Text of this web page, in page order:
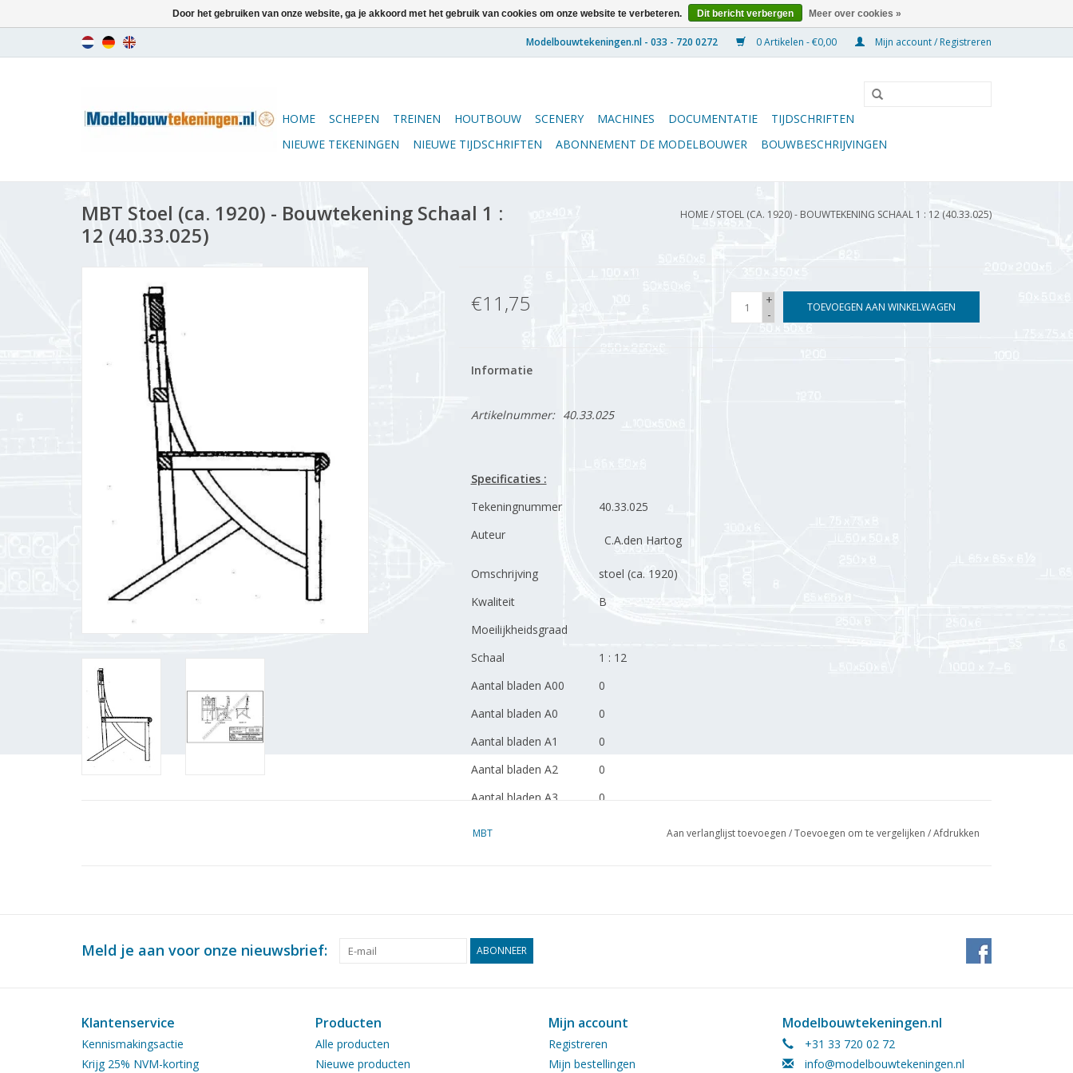
0 Artikelen - €0,00 Mijn account / Registreren
HOME SCHEPEN TREINEN HOUTBOUW SCENERY MACHINES DOCUMENTATIE
TIJDSCHRIFTEN
NIEUWE TEKENINGEN
NIEUWE TIJDSCHRIFTEN ABONNEMENT DE MODELBOUWER BOUWBESCHRIJVINGEN
MBT Stoel (ca. 1920) - Bouwtekening Schaal 1 :
12 (40.33.025)
HOME/ STOEL (CA. 1920) - BOUWTEKENING SCHAAL 1 : 12 (40.33.025)
€11,75
+
-
TOEVOEGEN AAN WINKELWAGEN
Informatie
Artikelnummer: 40.33.025
Specificaties :
Tekeningnummer
40.33.025
Auteur
C.A.den Hartog
Omschrijving
stoel (ca. 1920)
Kwaliteit
B
Moeilijkheidsgraad
Schaal
1 : 12
Aantal bladen A00
0
Aantal bladen A0
0
Aantal bladen A1
0
Aantal bladen A2
0
Aantal bladen A3
0
Bijzonderheden
MBT Aan verlanglijst toevoegen /Toevoegen om te vergelijken /Afdrukken
Meld je aan voor onze nieuwsbrief: ABONNEER
Klantenservice
Kennismakingsactie
Krijg 25% NVM-korting
Producten
Alle producten
Nieuwe producten
Mijn account
Registreren
Mijn bestellingen
Modelbouwtekeningen.nl
+31 33 720 02 72
info@modelbouwtekeningen.nl
Door het gebruiken van onze website, ga je akkoord met het gebruik van cookies om onze website te verbeteren. Dit bericht verbergen Meer over cookies »